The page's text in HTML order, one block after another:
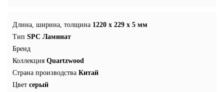
Длина, ширина, толщина 1220 x 229 x 5 мм
Тип SPC Ламинат
Бренд
Коллекция Quartzwood
Страна производства Китай
Цвет серый